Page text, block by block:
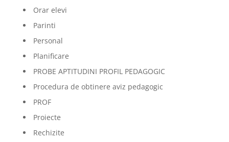
Orar elevi
Parinti
Personal
Planificare
PROBE APTITUDINI PROFIL PEDAGOGIC
Procedura de obtinere aviz pedagogic
PROF
Proiecte
Rechizite